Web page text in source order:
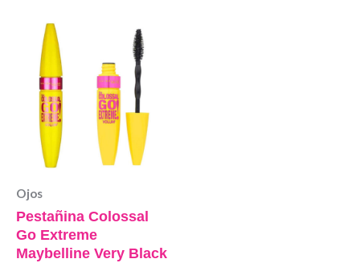
Ojos
Pestañina Colossal
Go Extreme
Maybelline Very Black